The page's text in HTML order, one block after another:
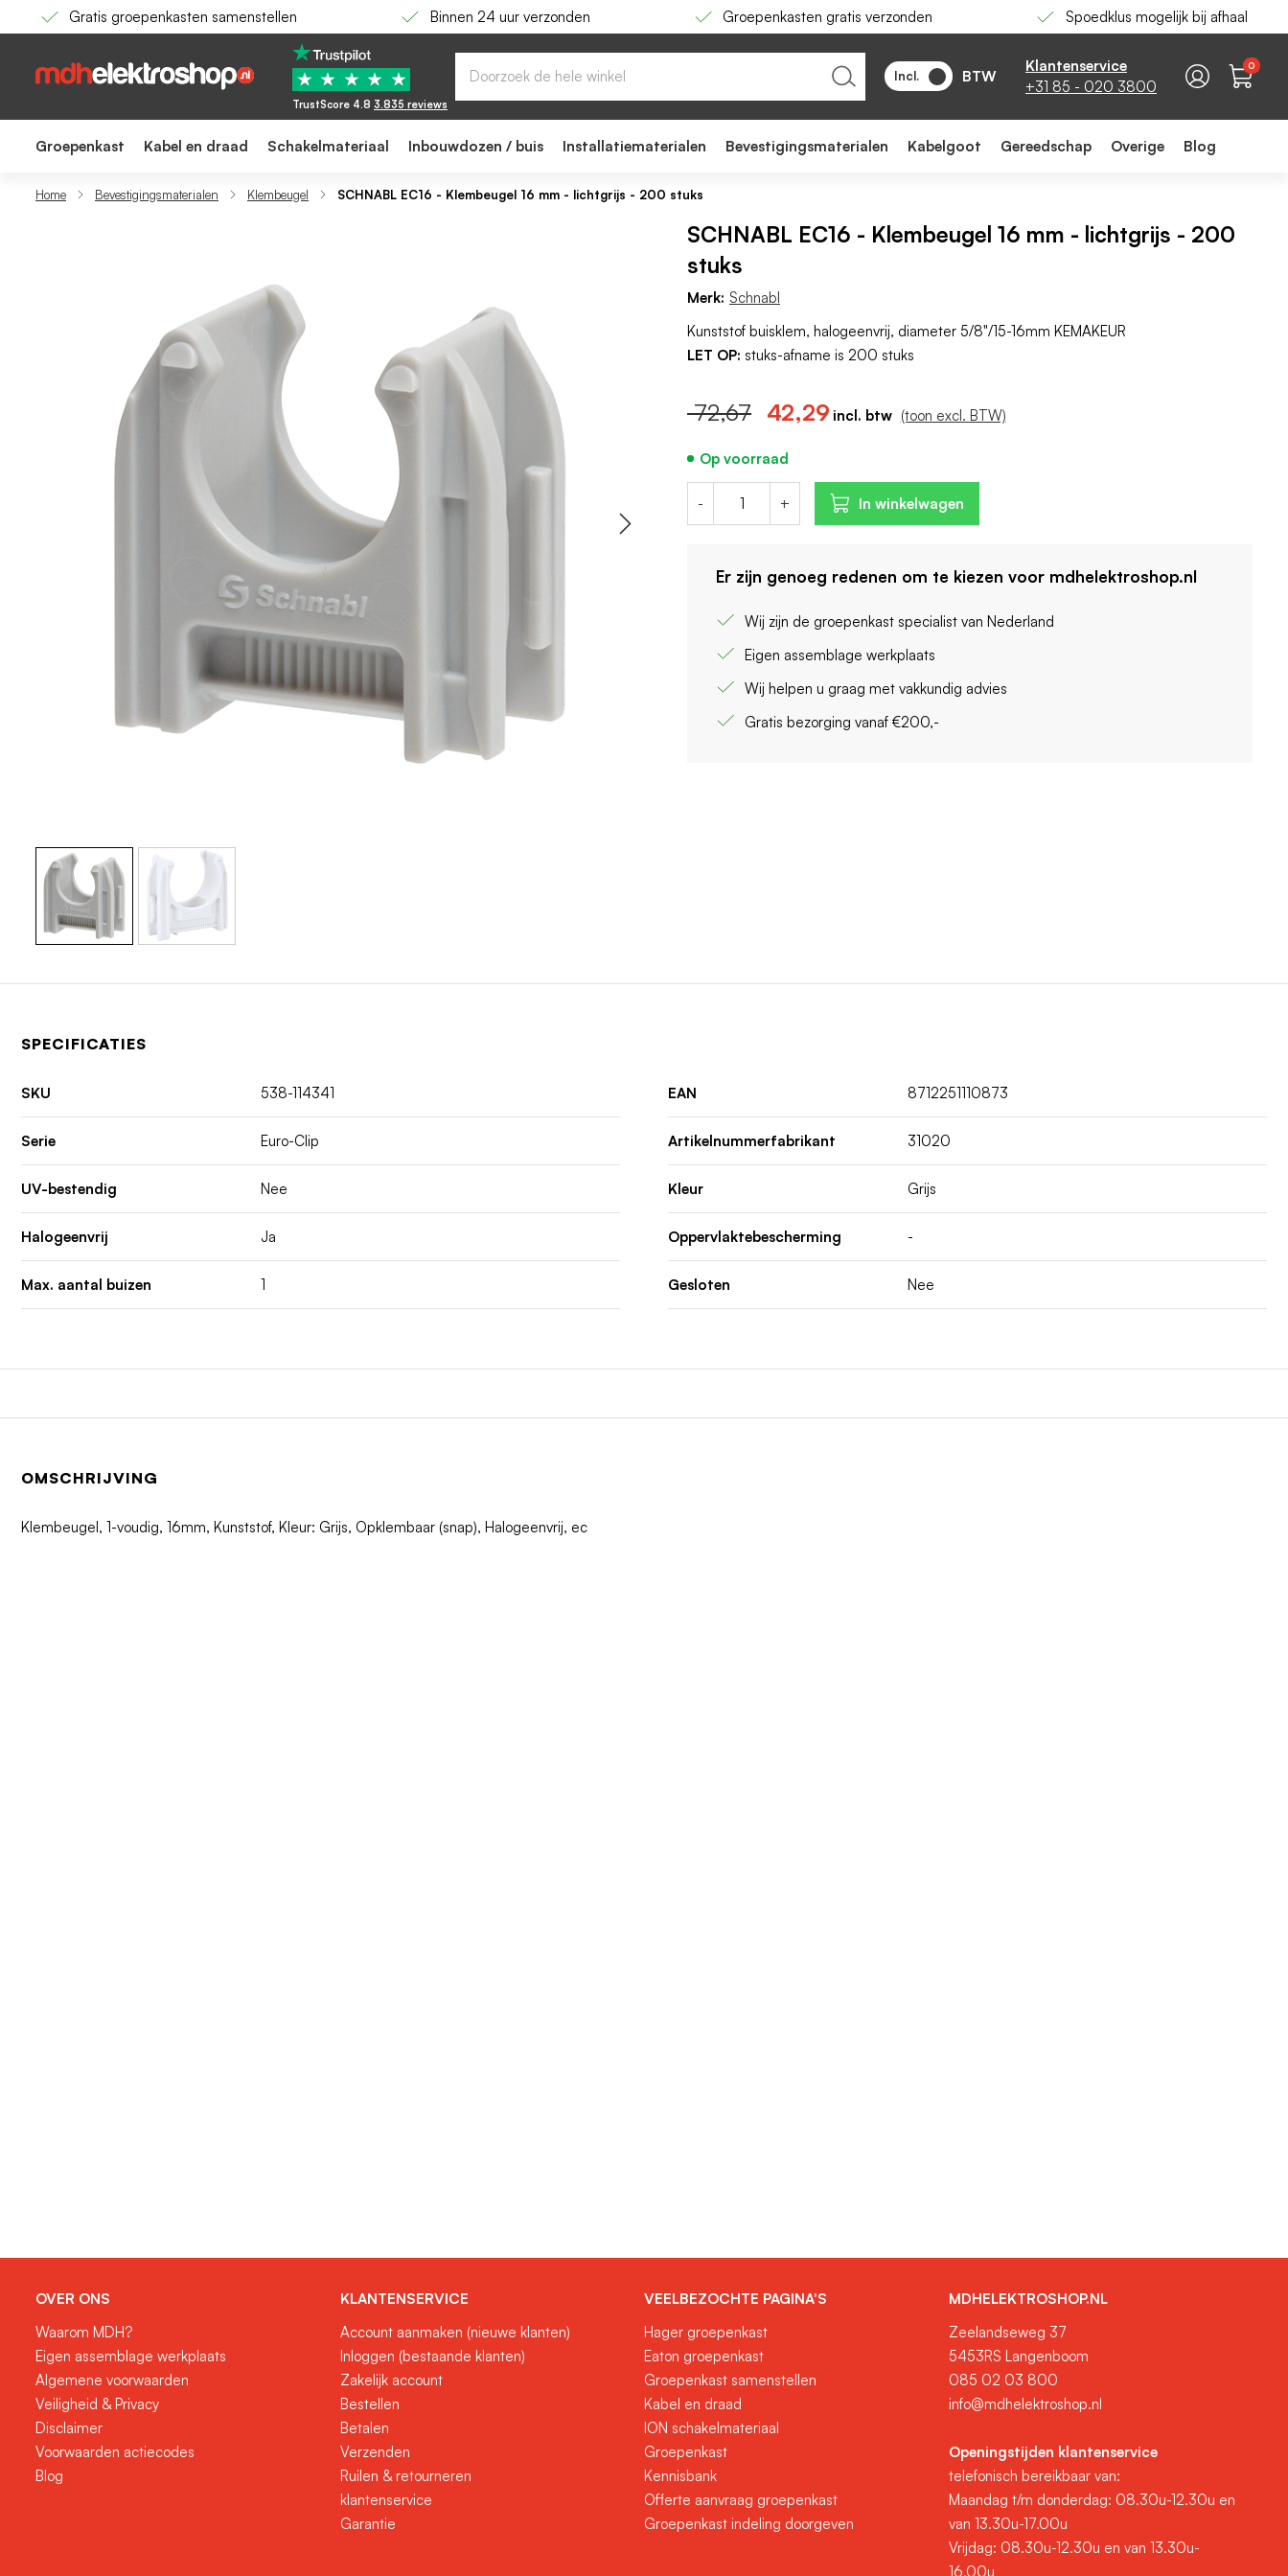
Gratis groepenkasten samenstellen Binnen 24 uur verzonden Groepenkasten gratis verzonden Spoedklus mogelijk bij afhaal
Incl. BTW
Klantenservice
+31 85 - 020 3800
★ ★ ★ ★ ★
TrustScore 4.8 3.835 reviews
0
Groepenkast Kabel en draad Schakelmateriaal Inbouwdozen / buis Installatiematerialen Bevestigingsmaterialen Kabelgoot Gereedschap Overige Blog
Home Bevestigingsmaterialen Klembeugel SCHNABL EC16 - Klembeugel 16 mm - lichtgrijs - 200 stuks
SCHNABL EC16 - Klembeugel 16 mm - lichtgrijs - 200
stuks
42,29
72,67 (toon excl. BTW)
SCHNABL EC16 - Klembeugel 16 mm - lichtgrijs - 200 stuks
- + In winkelwagen
Merk: Schnabl
Er zijn genoeg redenen om te kiezen voor mdhelektroshop.nl
Wij zijn de groepenkast specialist van Nederland
Eigen assemblage werkplaats
Wij helpen u graag met vakkundig advies
Gratis bezorging vanaf €200,-
Op voorraad
Kunststof buisklem, halogeenvrij, diameter 5/8"/15-16mm KEMAKEUR
LET OP: stuks-afname is 200 stuks
SPECIFICATIES
SKU 538-114341 EAN 8712251110873
Serie Euro-Clip Artikelnummerfabrikant 31020
UV-bestendig Nee Kleur Grijs
Halogeenvrij Ja Oppervlaktebescherming -
Max. aantal buizen 1 Gesloten Nee
OMSCHRIJVING
Klembeugel, 1-voudig, 16mm, Kunststof, Kleur: Grijs, Opklembaar (snap), Halogeenvrij, ec
OVER ONS
Waarom MDH?
Eigen assemblage werkplaats
Algemene voorwaarden
Veiligheid & Privacy
Disclaimer
Voorwaarden actiecodes
Blog
KLANTENSERVICE
Account aanmaken (nieuwe klanten)
Inloggen (bestaande klanten)
Zakelijk account
Bestellen
Betalen
Verzenden
Ruilen & retourneren
klantenservice
Garantie
VEELBEZOCHTE PAGINA'S
Hager groepenkast
Eaton groepenkast
Groepenkast samenstellen
Kabel en draad
ION schakelmateriaal
Groepenkast
Kennisbank
Offerte aanvraag groepenkast
Groepenkast indeling doorgeven
MDHELEKTROSHOP.NL
Zeelandseweg 37
5453RS Langenboom
085 02 03 800
info@mdhelektroshop.nl
Openingstijden klantenservice
telefonisch bereikbaar van:
Maandag t/m donderdag: 08.30u-12.30u en
van 13.30u-17.00u
Vrijdag: 08.30u-12.30u en van 13.30u-
16.00u